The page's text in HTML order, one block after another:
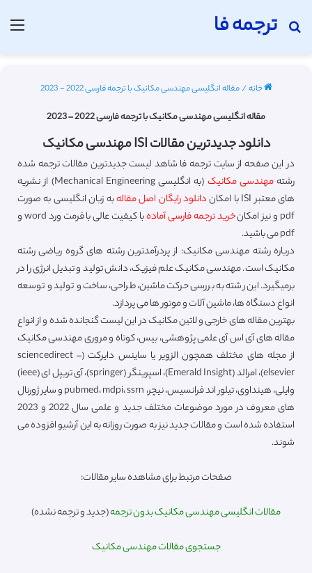
ترجمه فا
جستجو برای
خانه/مقاله انگلیسی مهندسی مکانیک با ترجمه فارسی 2022 - 2023
مقاله انگلیسی مهندسی مکانیک با ترجمه فارسی 2022 – 2023
دانلود جدیدترین مقالات ISI مهندسی مکانیک
در این صفحه از سایت ترجمه فا شاهد لیست جدیدترین مقالات ترجمه شده
رشتهمهندسی مکانیک
(به انگلیسی Mechanical Engineering) از نشریه
های معتبر ISI با امکان
دانلود رایگان اصل مقالهبه زبان انگلیسی به صورت
pdf و نیز امکان
خرید ترجمه فارسی آماده
با کیفیت عالی با فرمت ورد word و
pdf می باشید.
درباره رشته مهندسی مکانیک: از پردرآمدترین رشته های گروه ریاضی رشته
مکانیک است. مهندسی مکانیک علم فیزیک، دانش تولید و تبدیل انرژی را در
برمیگیرد. این رشته به بررسی حرکت ماشین، طراحی، ساخت و تولید و توسعه
انواع دستگاه ها، ماشین آلات و موتور ها می پردازد.
بهترین مقاله های خارجی و لاتین مکانیک در این لیست گنجانده شده و از انواع
مقاله های آی اس آی علمی پژوهشی، بیس، کوتاه و مروری مهندسی مکانیک
از مجله های مختلف همچون الزویر یا ساینس دایرکت (sciencedirect –
elsevier)، امرالد (Emerald Insight)، اسپرینگر (springer)، آی تریپل ای (ieee)
وایلی، هینداوی، تیلور اند فرانسیس، نیچر، pubmed، mdpi، ssrn و سایر ژورنال
های معروف در مورد موضوعات مختلف جدید و علمی سال 2022 و 2023
استفاده شده است و مقالات جدید نیز به صورت روزانه به این آرشیو افزوده می
شوند.
صفحات مرتبط برای مشاهده سایر مقالات:
مقالات انگلیسی مهندسی مکانیک بدون ترجمه(جدید و ترجمه نشده)
جستجوی مقالات مهندسی مکانیک